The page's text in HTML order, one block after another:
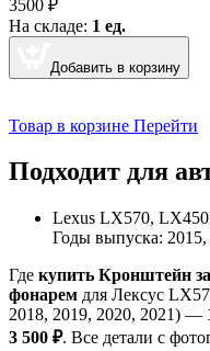
3500 ₽
На складе: 1 ед.
Добавить в корзину
Товар в корзине Перейти
Подходит для
Lexus LX570,
Годы выпуска: 2015,
Где купить Кронштейн
фонарем для Лексус
2018, 2019, 2020, 2021) —
3 500 ₽. Все детали с